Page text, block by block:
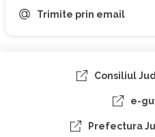
Trimite prin email
Consiliul
e-
Prefectura